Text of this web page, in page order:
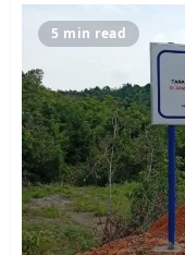
5
1
5 min read